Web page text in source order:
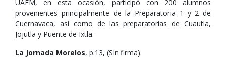
UAEM, en esta ocasión, participó con 200 alumnos
provenientes principalmente de la Preparatoria 1 y 2 de
Cuernavaca, así como de las preparatorias de Cuautla,
Jojutla y Puente de Ixtla.
La Jornada Morelos, p.13, (Sin firma).